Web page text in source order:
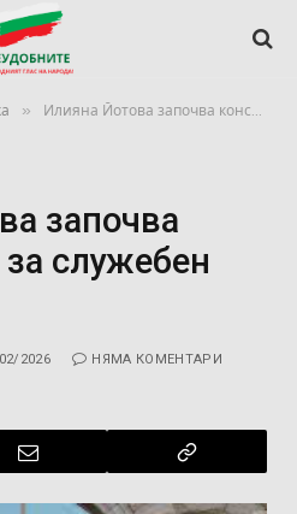
» Илияна Йотова започва консултации за служебен премиер
започва
служебен
2026 НЯМА КОМЕНТАРИ